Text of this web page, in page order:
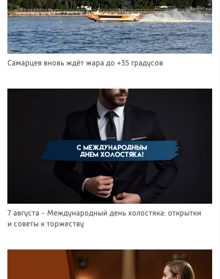
Самарцев вновь ждёт жара до +35 градусов
7 августа - Международный день холостяка: открытки
и советы к торжеству